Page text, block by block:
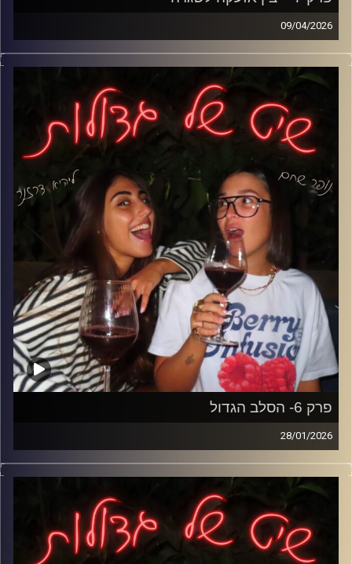
09/04/2026
אחרי הפסקה ארוכה שיט של גדולות חוזר, אבל למציאות שאף
אחד לא תכנן.
פרק על החיים במדינה שבה שום דבר לא יציב- לא התוכניות,
לא הזוגיות ולא השפיות. בין אזעקות, כניסות למקלט ורגעים
הזויים בין לבין, אנחנו עדיין מנסות להבין איך זה הפך לנורמלי,
ואיך למרות הכל אנחנו עדיין מצליחים לצחוק.
קרדיט תמונות: נופר שחם
פרק 6- הסלב הגדול
28/01/2026
והפרק היום צולל לעולם הריאלטי
איך הוא השתנה בשנים האחרונות, למה היום מגיעים לתוכניות
בעיקר בשביל פרסום, איך הגילאים הצעירים משתלטים על
המסך, ואיפה עובר הגבול בין הריאליטי לחיים האמיתיים?
קרדיט תמונות: נופר שחם